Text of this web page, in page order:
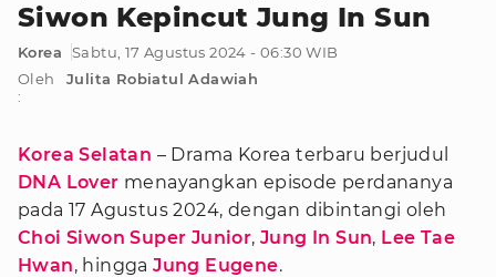
Siwon Kepincut Jung In Sun
Korea
Sabtu, 17 Agustus 2024 - 06:30 WIB
Oleh
:
Julita Robiatul Adawiah
Korea Selatan – Drama Korea terbaru berjudul
DNA Lover menayangkan episode perdananya
pada 17 Agustus 2024, dengan dibintangi oleh
Choi Siwon Super Junior,Jung In Sun, Lee Tae
Hwan, hinggaJung Eugene.